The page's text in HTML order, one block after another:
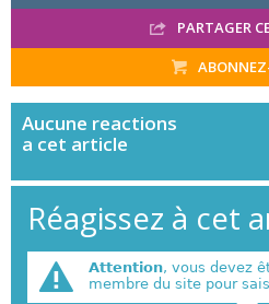
PARTAGER
Aucune reactions
a cet article
Réagissez à cet
Attention, vous devez
membre du site pour